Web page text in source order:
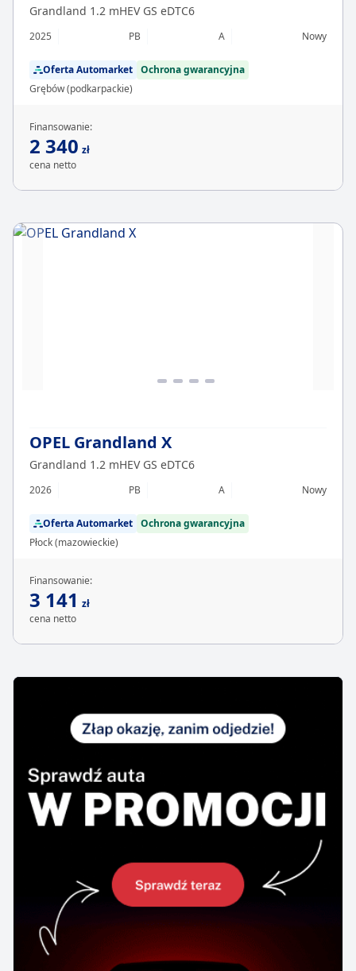
Grandland 1.2 mHEV GS eDTC6
2025 PB A Nowy
Oferta Automarket Ochrona gwarancyjna
Grębów (podkarpackie)
Finansowanie:
2 340 zł
cena netto
OPEL Grandland X
Grandland 1.2 mHEV GS eDTC6
2026 PB A Nowy
Oferta Automarket Ochrona gwarancyjna
Płock (mazowieckie)
Finansowanie:
3 141 zł
cena netto